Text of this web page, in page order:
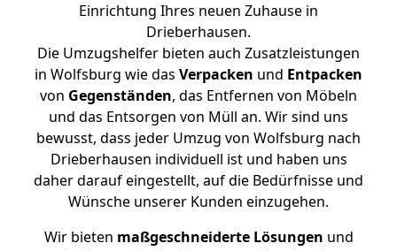
Einrichtung Ihres neuen Zuhause in
Drieberhausen.
Die Umzugshelfer bieten auch Zusatzleistungen
in Wolfsburg wie das Verpacken und Entpacken
von Gegenständen, das Entfernen von Möbeln
und das Entsorgen von Müll an. Wir sind uns
bewusst, dass jeder Umzug von Wolfsburg nach
Drieberhausen individuell ist und haben uns
daher darauf eingestellt, auf die Bedürfnisse und
Wünsche unserer Kunden einzugehen.
Wir bieten maßgeschneiderte Lösungen und